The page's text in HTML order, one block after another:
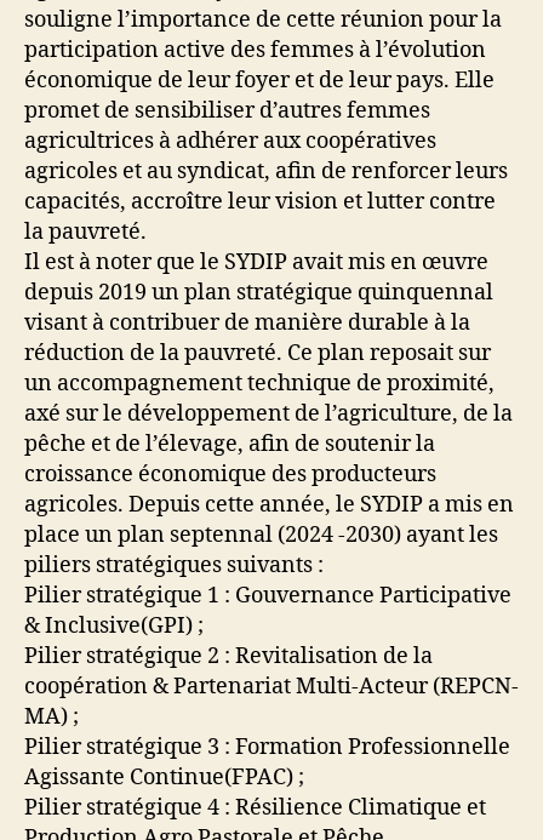
souligne l’importance de cette réunion pour la
participation active des femmes à l’évolution
économique de leur foyer et de leur pays. Elle
promet de sensibiliser d’autres femmes
agricultrices à adhérer aux coopératives
agricoles et au syndicat, afin de renforcer leurs
capacités, accroître leur vision et lutter contre
la pauvreté.
Il est à noter que le SYDIP avait mis en œuvre
depuis 2019 un plan stratégique quinquennal
visant à contribuer de manière durable à la
réduction de la pauvreté. Ce plan reposait sur
un accompagnement technique de proximité,
axé sur le développement de l’agriculture, de la
pêche et de l’élevage, afin de soutenir la
croissance économique des producteurs
agricoles. Depuis cette année, le SYDIP a mis en
place un plan septennal (2024 -2030) ayant les
piliers stratégiques suivants :
Pilier stratégique 1 : Gouvernance Participative
& Inclusive(GPI) ;
Pilier stratégique 2 : Revitalisation de la
coopération & Partenariat Multi-Acteur (REPCN-
MA) ;
Pilier stratégique 3 : Formation Professionnelle
Agissante Continue(FPAC) ;
Pilier stratégique 4 : Résilience Climatique et